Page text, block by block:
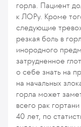
горла. Пациент
к ЛОРу. Кроме
следующие
резкая боль в
инородного
затрудненное
о себе знать на
на начальных
горла может
всего рак
40 лет, по